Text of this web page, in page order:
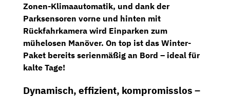
Zonen-Klimaautomatik, und dank der
Parksensoren vorne und hinten mit
Rückfahrkamera wird Einparken zum
mühelosen Manöver. On top ist das Winter-
Paket bereits serienmäßig an Bord – ideal für
kalte Tage!
Dynamisch, effizient, kompromisslos –